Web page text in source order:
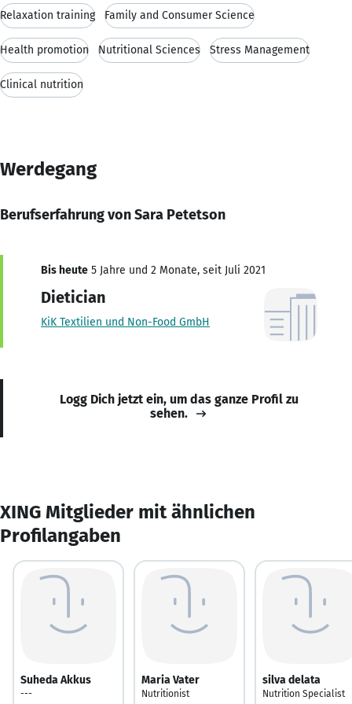
Relaxation training Family and Consumer Science
Health promotion Nutritional Sciences Stress Management
Clinical nutrition
Werdegang
Berufserfahrung von Sara Petetson
Bis heute 5 Jahre und 2 Monate, seit Juli 2021
Dietician
KiK Textilien und Non-Food GmbH
Logg Dich jetzt ein, um das ganze Profil zu
sehen.
XING Mitglieder mit ähnlichen
Profilangaben
Suheda Akkus
---
Maria Vater
Nutritionist
silva delata
Nutrition Specialist